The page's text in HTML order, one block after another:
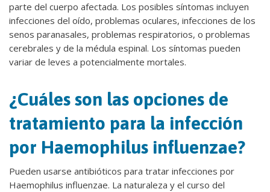
parte del cuerpo afectada. Los posibles síntomas incluyen
infecciones del oído, problemas oculares, infecciones de los
senos paranasales, problemas respiratorios, o problemas
cerebrales y de la médula espinal. Los síntomas pueden
variar de leves a potencialmente mortales.
¿Cuáles son las opciones de
tratamiento para la infección
por Haemophilus influenzae?
Pueden usarse antibióticos para tratar infecciones por
Haemophilus influenzae. La naturaleza y el curso del